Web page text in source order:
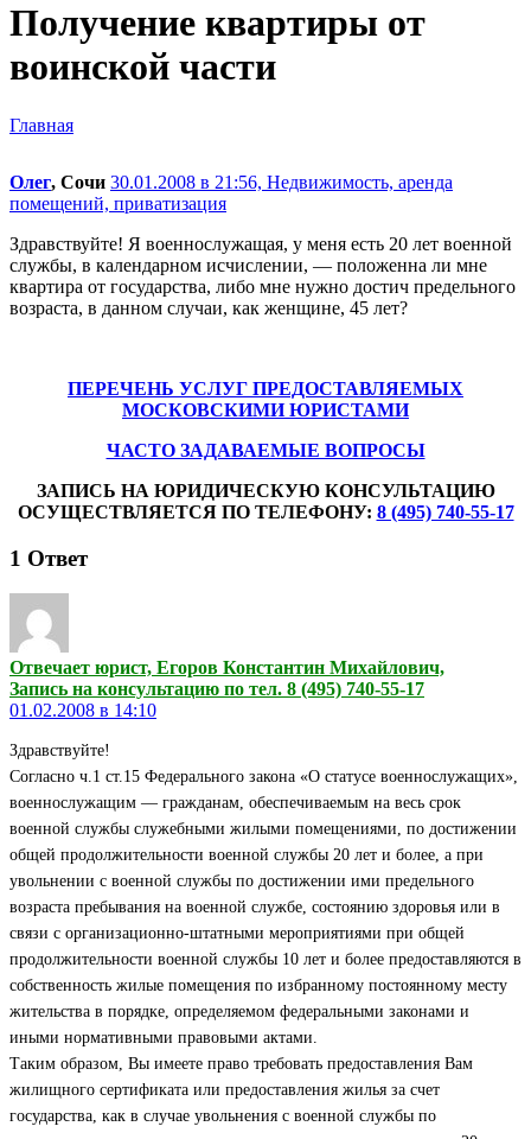
Получение квартиры от
воинской части
Главная
Олег, Сочи 30.01.2008 в 21:56, Недвижимость, аренда
помещений, приватизация
Здравствуйте! Я военнослужащая, у меня есть 20 лет военной
службы, в календарном исчислении, — положенна ли мне
квартира от государства, либо мне нужно достич предельного
возраста, в данном случаи, как женщине, 45 лет?
ПЕРЕЧЕНЬ УСЛУГ ПРЕДОСТАВЛЯЕМЫХ
МОСКОВСКИМИ ЮРИСТАМИ
ЧАСТО ЗАДАВАЕМЫЕ ВОПРОСЫ
ЗАПИСЬ НА ЮРИДИЧЕСКУЮ КОНСУЛЬТАЦИЮ
ОСУЩЕСТВЛЯЕТСЯ ПО ТЕЛЕФОНУ: 8 (495) 740-55-17
1 Ответ
Отвечает юрист, Егоров Константин Михайлович,
Запись на консультацию по тел. 8 (495) 740-55-17
01.02.2008 в 14:10
Здравствуйте!
Согласно ч.1 ст.15 Федерального закона «О статусе военнослужащих»,
военнослужащим — гражданам, обеспечиваемым на весь срок
военной службы служебными жилыми помещениями, по достижении
общей продолжительности военной службы 20 лет и более, а при
увольнении с военной службы по достижении ими предельного
возраста пребывания на военной службе, состоянию здоровья или в
связи с организационно-штатными мероприятиями при общей
продолжительности военной службы 10 лет и более предоставляются в
собственность жилые помещения по избранному постоянному месту
жительства в порядке, определяемом федеральными законами и
иными нормативными правовыми актами.
Таким образом, Вы имеете право требовать предоставления Вам
жилищного сертификата или предоставления жилья за счет
государства, как в случае увольнения с военной службы по